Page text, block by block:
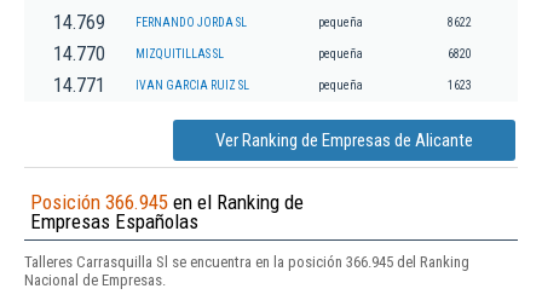
14.769 FERNANDO JORDA SL pequeña 8622
14.770 MIZQUITILLAS SL pequeña 6820
14.771 IVAN GARCIA RUIZ SL pequeña 1623
Ver Ranking de Empresas de Alicante
Posición 366.945 en el Ranking de
Empresas Españolas
Talleres Carrasquilla Sl se encuentra en la posición 366.945 del Ranking
Nacional de Empresas.